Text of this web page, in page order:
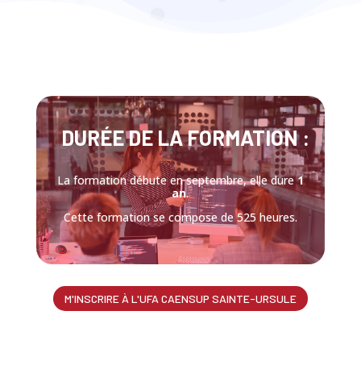
DURÉE DE LA FORMATION :
La formation débute en septembre, elle dure1
an.
Cette formation se compose de 525 heures.
M'INSCRIRE À L'UFA CAENSUP SAINTE-URSULE